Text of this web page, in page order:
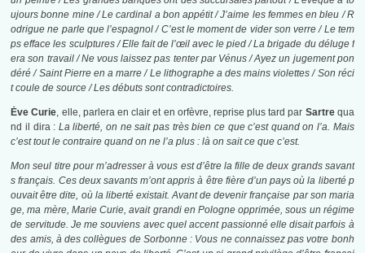
ujours bonne mine / Le cardinal a bon appétit / J’aime les femmes en bleu / R
odrigue ne parle que l’espagnol / C’est le moment de vider son verre / Le tem
ps efface les sculptures / Elle fait de l’œil avec le pied / La brigade du déluge f
era son travail / Ne vous laissez pas tenter par Vénus / Ayez un jugement pon
déré / Saint Pierre en a marre / Le lithographe a des mains violettes / Son réci
t coule de source / Les débuts sont contradictoires.
Ėve Curie, elle, parlera en clair et en orfèvre, reprise plus tard par Sartrequa
nd il dira : La liberté, on ne sait pas très bien ce que c’est quand on l’a. Mais
c’est tout le contraire quand on ne l’a plus : là on sait ce que c’est.
Mon seul titre pour m’adresser à vous est d’être la fille de deux grands savant
s français. Ces deux savants m’ont appris à être fière d’un pays où la liberté p
ouvait être dite, où la liberté existait. Avant de devenir française par son maria
ge, ma mère, Marie Curie, avait grandi en Pologne opprimée, sous un régime
de servitude. Je me souviens avec quel accent passionné elle disait parfois à
des amis, à des collègues de Sorbonne : Vous ne connaissez pas votre bonh